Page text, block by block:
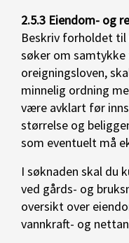
2.5.3 Eiendom- og
Beskriv forholdet
søker om
oreigningsloven,
minnelig ordning
være avklart før
størrelse og
som eventuelt må
I søknaden skal du
ved gårds- og
oversikt over
vannkraft- og